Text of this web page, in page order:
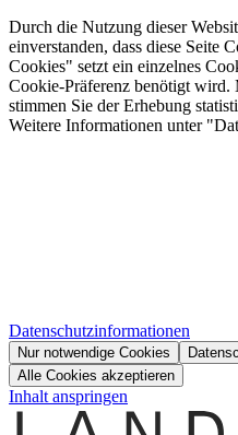
Durch die Nutzung dieser
einverstanden, dass diese Seite
Cookies" setzt ein einzelnes
Cookie-Präferenz benötigt
stimmen Sie der Erhebung
Weitere Informationen unter
Datenschutzinformationen
Nur notwendige Cookies
Alle Cookies akzeptieren
Inhalt anspringen